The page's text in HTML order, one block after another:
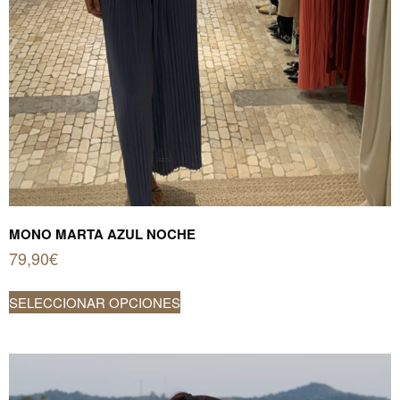
MONO MARTA AZUL NOCHE
79,90€
SELECCIONAR OPCIONES
Este
producto
múltiples